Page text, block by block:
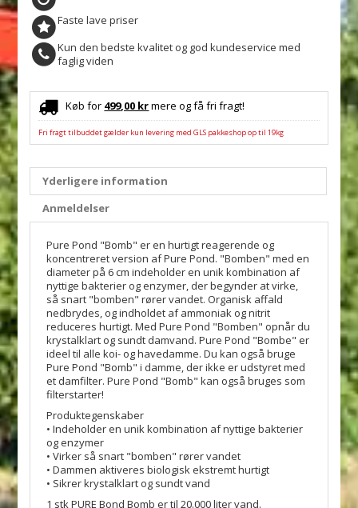
Faste lave priser
Kun den bedste kvalitet og god kundeservice med
faglig viden
Køb for 499,00 krmere og få fri fragt!
Fri fragt tilbuddet gælder kun levering med GLS pakkeshop op til 19kg
Yderligere information
Anmeldelser
Pure Pond "Bomb" er en hurtigt reagerende og
koncentreret version af Pure Pond. "Bomben" med en
diameter på 6 cm indeholder en unik kombination af
nyttige bakterier og enzymer, der begynder at virke,
så snart "bomben" rører vandet.Organisk affald
nedbrydes, og indholdet af ammoniak og nitrit
reduceres hurtigt.Med Pure Pond "Bomben" opnår du
krystalklart og sundt damvand.Pure Pond "Bombe" er
ideel til alle koi- og havedamme.Du kan også bruge
Pure Pond "Bomb" i damme, der ikke er udstyret med
et damfilter.Pure Pond "Bomb" kan også bruges som
filterstarter!
Produktegenskaber
• Indeholder en unik kombination af nyttige bakterier
og enzymer
• Virker så snart "bomben" rører vandet
• Dammen aktiveres biologisk ekstremt hurtigt
• Sikrer krystalklart og sundt vand
1 stk PURE Bond Bomb er til 20.000 liter vand.